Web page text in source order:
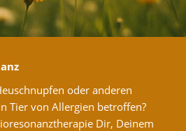
oder anderen
Tier von Allergien betroffen?
Dir, Deinem